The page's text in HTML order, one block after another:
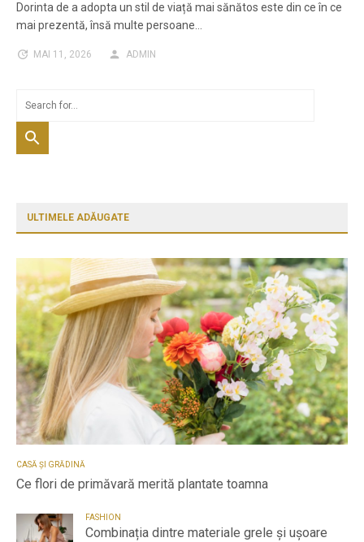
Dorinta de a adopta un stil de viață mai sănătos este din ce în ce
mai prezentă, însă multe persoane…
MAI 11, 2026 ADMIN
ULTIMELE ADĂUGATE
CASĂ ȘI GRĂDINĂ
Ce flori de primăvară merită plantate toamna
FASHION
Combinația dintre materiale grele și ușoare